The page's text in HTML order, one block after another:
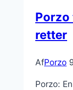
retter
AfPorzo
Porzo: